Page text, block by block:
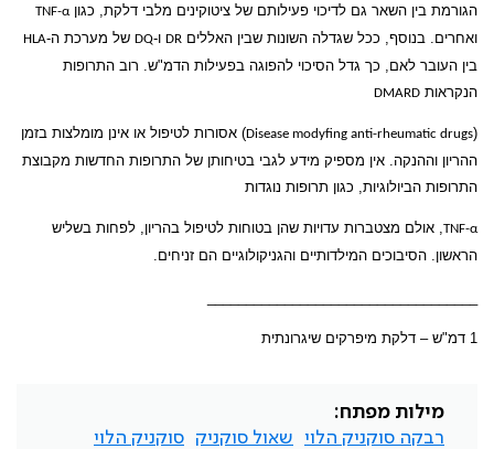
הגורמת בין השאר גם לדיכוי פעילותם של ציטוקינים מלבי דלקת, כגון TNF-α
ואחרים. בנוסף, ככל שגדלה השונות שבין האללים DR ו-DQ של מערכת ה-HLA
בין העובר לאם, כך גדל הסיכוי להפוגה בפעילות הדמ"ש. רוב התרופות
הנקראות DMARD
(
Disease modyfing anti-rheumatic drugs) אסורות לטיפול או אינן מומלצות בזמן
ההריון וההנקה. אין מספיק מידע לגבי בטיחותן של התרופות החדשות מקבוצת
התרופות הביולוגיות, כגון תרופות נוגדות
TNF-α, אולם מצטברות עדויות שהן בטוחות לטיפול בהריון, לפחות בשליש
הראשון. הסיבוכים המילדותיים והגניקולוגיים הם זניחים.
1 דמ"ש – דלקת מיפרקים שיגרונתית
מילות מפתח:
רבקה סוקניק הלוי
שאול סוקניק
סוקניק הלוי